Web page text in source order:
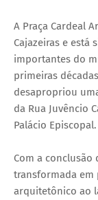
A Praça Cardeal
Cajazeiras e está
importantes do
primeiras
desapropriou
da Rua Juvêncio
Palácio Episcopal.
Com a
transformada
arquitetônico ao